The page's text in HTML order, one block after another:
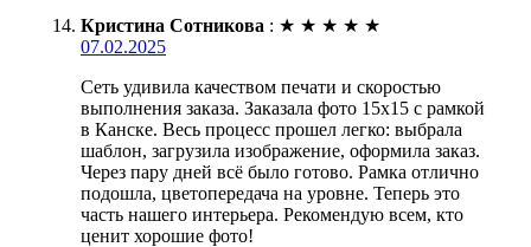
Кристина Сотникова : ★ ★ ★ ★ ★
07.02.2025
Сеть удивила качеством печати и скоростью
выполнения заказа. Заказала фото 15х15 с рамкой
в Канске. Весь процесс прошел легко: выбрала
шаблон, загрузила изображение, оформила заказ.
Через пару дней всё было готово. Рамка отлично
подошла, цветопередача на уровне. Теперь это
часть нашего интерьера. Рекомендую всем, кто
ценит хорошие фото!